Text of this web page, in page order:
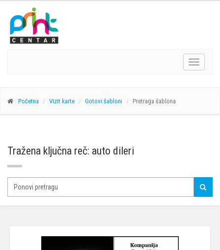
Početna Vizit karte Gotovi šabloni Pretraga šablona
Tražena ključna reč: auto dileri